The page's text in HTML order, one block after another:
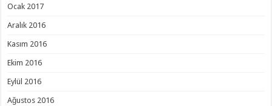
Ocak 2017
Aralık 2016
Kasım 2016
Ekim 2016
Eylül 2016
Ağustos 2016